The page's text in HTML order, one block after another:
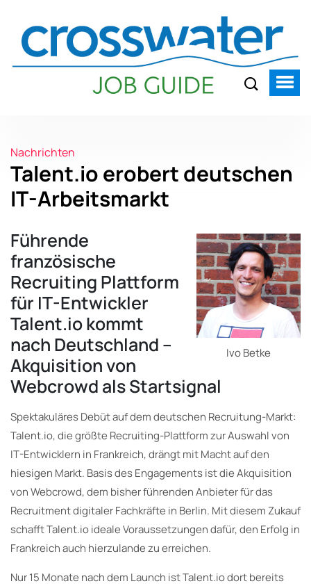
Nachrichten
Talent.io erobert deutschen
IT-Arbeitsmarkt
Ivo Betke
Führende
französische
Recruiting Plattform
für IT-Entwickler
Talent.io kommt
nach Deutschland –
Akquisition von
Webcrowd als Startsignal
Spektakuläres Debüt auf dem deutschen Recruitung-Markt:
Talent.io, die größte Recruiting-Plattform zur Auswahl von
IT-Entwicklern in Frankreich, drängt mit Macht auf den
hiesigen Markt. Basis des Engagements ist die Akquisition
von Webcrowd, dem bisher führenden Anbieter für das
Recruitment digitaler Fachkräfte in Berlin. Mit diesem Zukauf
schafft Talent.io ideale Voraussetzungen dafür, den Erfolg in
Frankreich auch hierzulande zu erreichen.
Nur 15 Monate nach dem Launch ist Talent.io dort bereits